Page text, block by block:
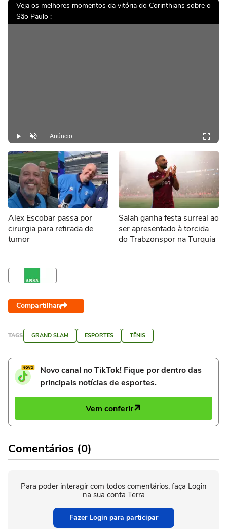
Veja os melhores momentos da vitória do Corinthians sobre o
São Paulo :
Play DesmutarAnúncio
Alex Escobar passa por
cirurgia para retirada de
tumor
Salah ganha festa surreal ao
ser apresentado à torcida
do Trabzonspor na Turquia
Compartilhar
TAGS GRAND SLAM ESPORTES TÊNIS
Novo canal no TikTok! Fique por dentro das
principais notícias de esportes.
Vem conferir
Comentários (0)
Para poder interagir com todos comentários, faça Login
na sua conta Terra
Fazer Login para participar